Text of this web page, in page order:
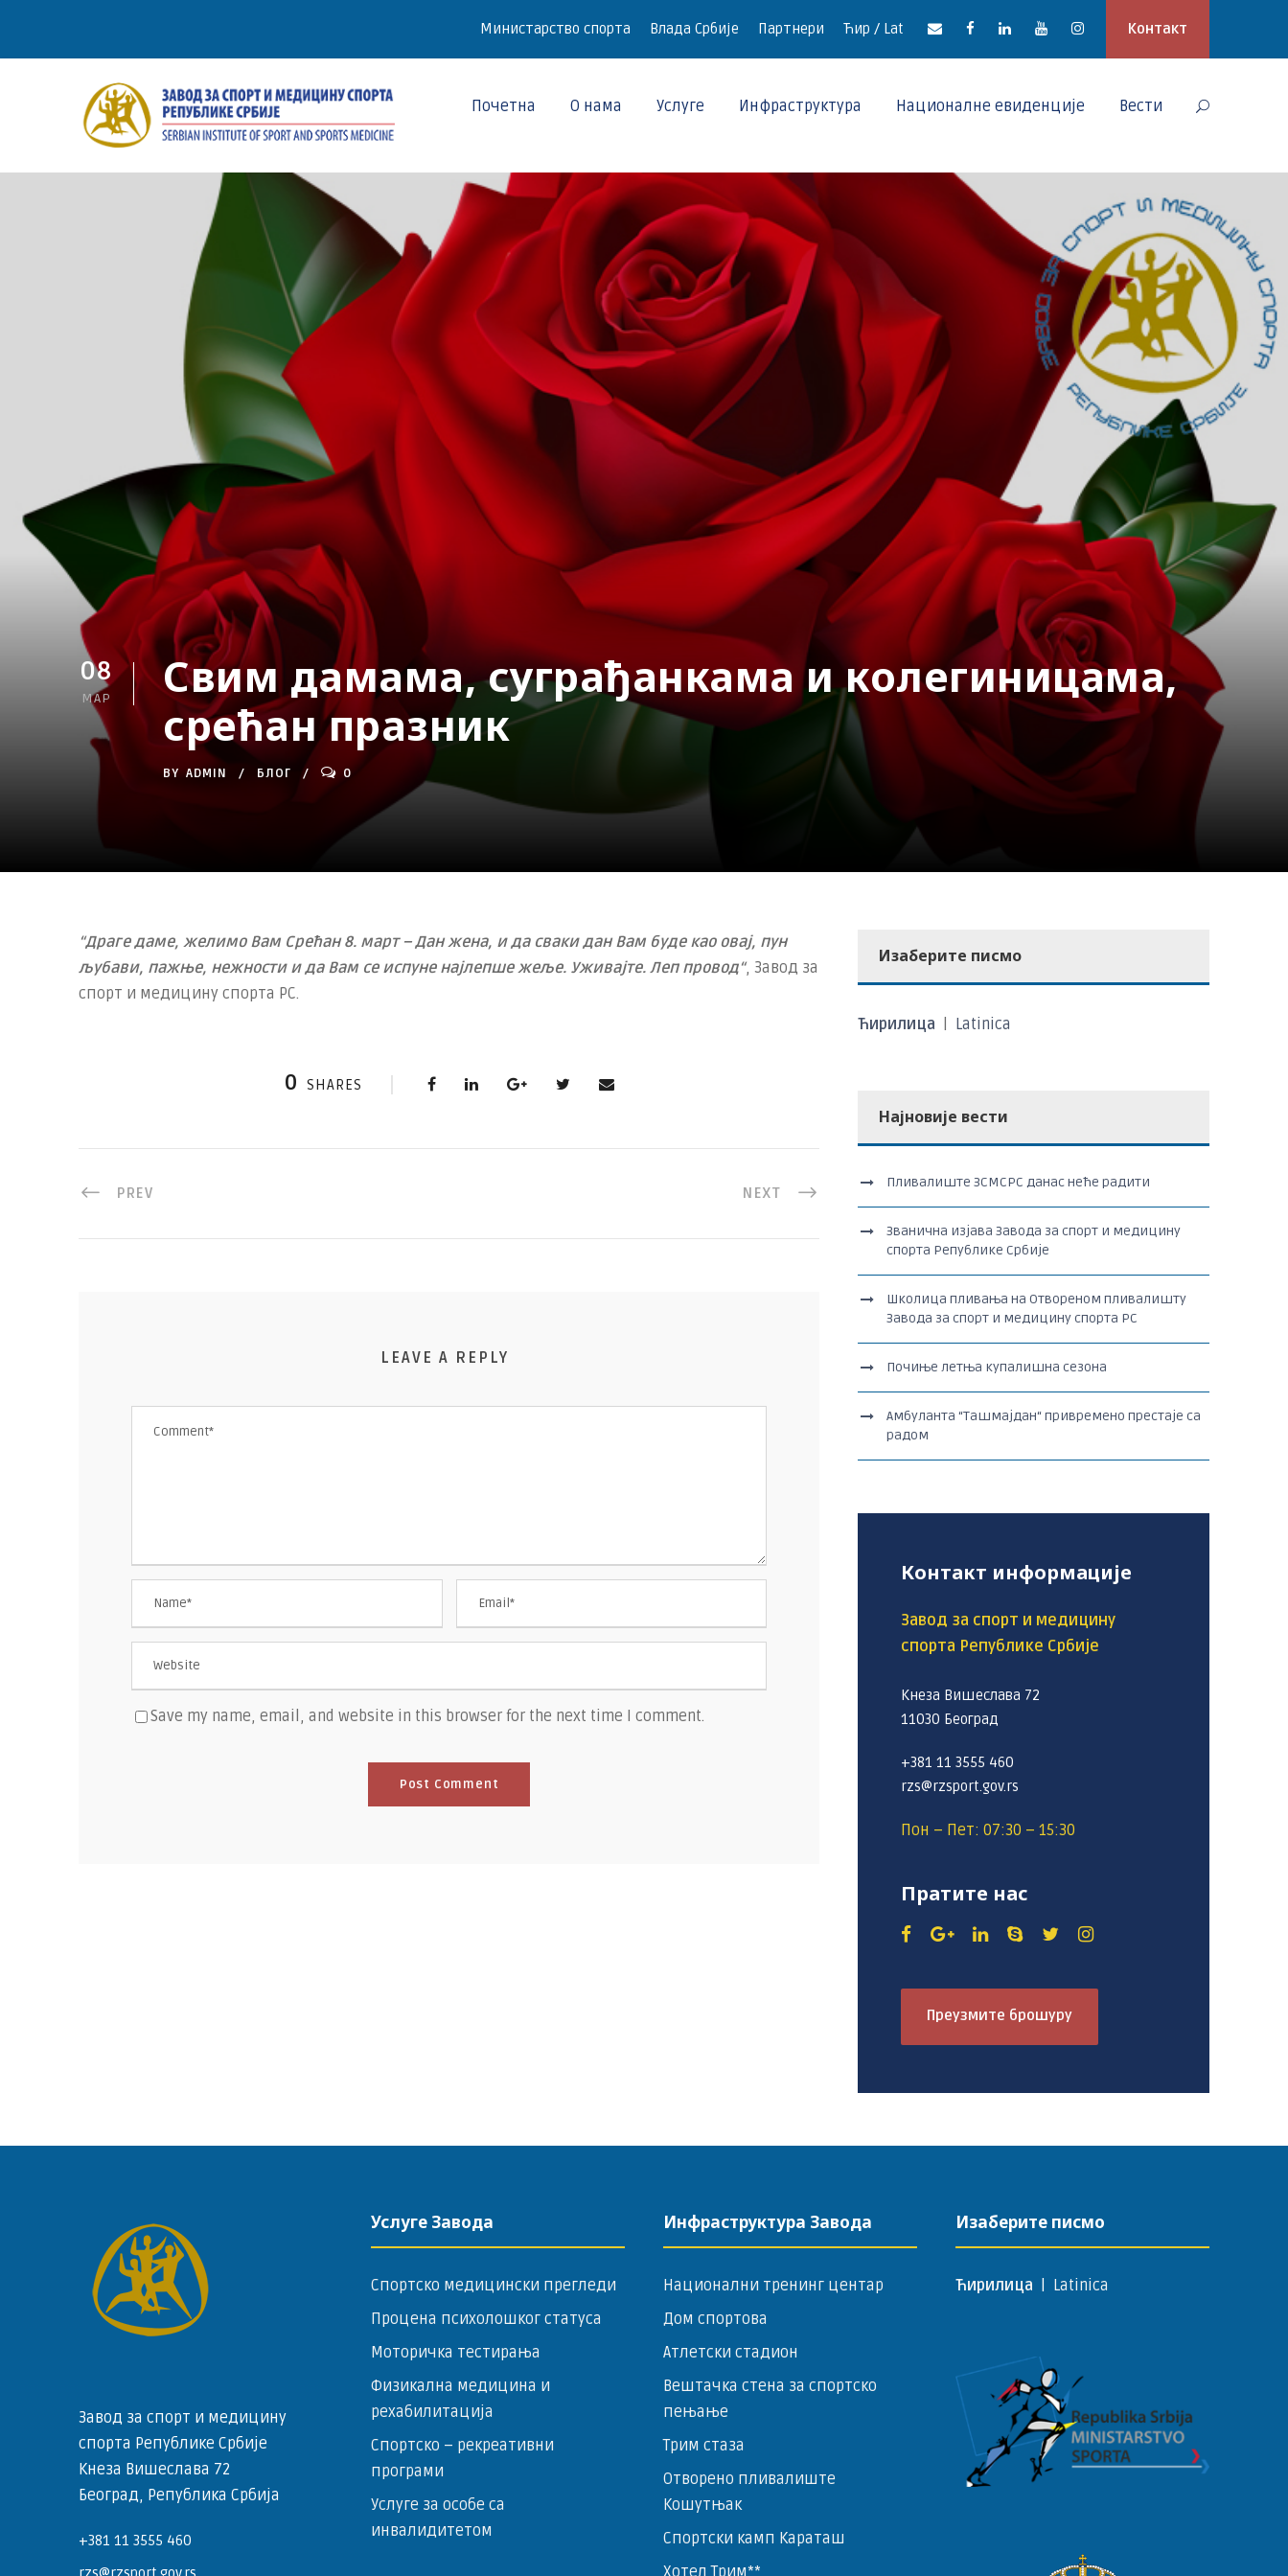
Министарство спорта Влада Србије Партнери Ћир / Lat Контакт
Почетна О нама Услуге Инфраструктура Националне евиденције Вести
08
МАР
Свим дамама, суграђанкама и колегиницама,
срећан празник
BY ADMIN БЛОГ 0
“Драге даме, желимо Вам Срећан 8. март – Дан жена, и да сваки дан Вам буде као овај, пун
љубави, пажње, нежности и да Вам се испуне најлепше жеље. Уживајте. Леп провод“, Завод за
спорт и медицину спорта РС.
0 SHARES
PREV NEXT
LEAVE A REPLY
Save my name, email, and website in this browser for the next time I comment.
Изаберите писмо
Ћирилица Latinica
Најновије вести
Пливалиште ЗСМСРС данас неће радити
Званична изјава Завода за спорт и медицину
спорта Републике Србије
Школица пливања на Отвореном пливалишту
Завода за спорт и медицину спорта РС
Почиње летња купалишна сезона
Амбуланта “Ташмајдан“ привремено престаје са
радом
Контакт информације
Завод за спорт и медицину
спорта Републике Србије
Кнеза Вишеслава 72
11030 Београд
+381 11 3555 460
rzs@rzsport.gov.rs
Пон – Пет: 07:30 – 15:30
Пратите нас
Преузмите брошуру
Завод за спорт и медицину
спорта Републике Србије
Кнеза Вишеслава 72
Београд, Република Србија
+381 11 3555 460
Услуге Завода
Спортско медицински прегледи
Процена психолошког статуса
Моторичка тестирања
Физикална медицина и
рехабилитација
Спортско – ­рекреативни
програми
Услуге за особе са
инвалидитетом
Инфраструктура Завода
Национални тренинг центар
Дом спортова
Атлетски стадион
Вештачка стена за спортско
пењање
Трим стаза
Отворено пливалиште
Кошутњак
Спортски камп Караташ
Изаберите писмо
Ћирилица Latinica